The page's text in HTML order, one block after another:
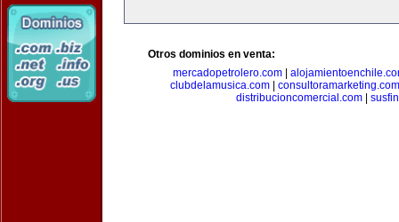
Otros dominios en venta:
mercadopetrolero.com|
clubdelamusica.com
consultoramarketing.com
distribucioncomercial.com